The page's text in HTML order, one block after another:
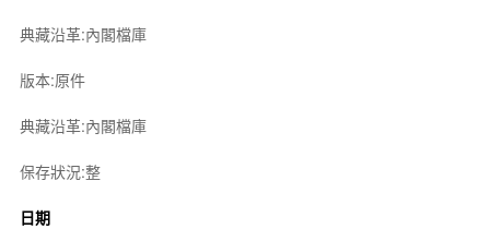
典藏沿革:內閣檔庫
版本:原件
典藏沿革:內閣檔庫
保存狀況:整
日期